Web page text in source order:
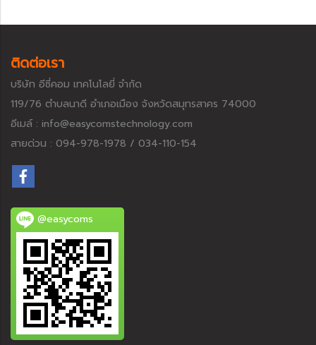
ติดต่อเรา
บริษัท อีซี่คอม เทคโนโลยี่ จำกัด
119/76 ตำบลนาดี อำเภอเมือง จังหวัดสมุทรสาคร 74000
อีเมล์ : info@easycomstechnology.com
สายด่วน : 094-978-1978 / 034-110-154
@easycoms